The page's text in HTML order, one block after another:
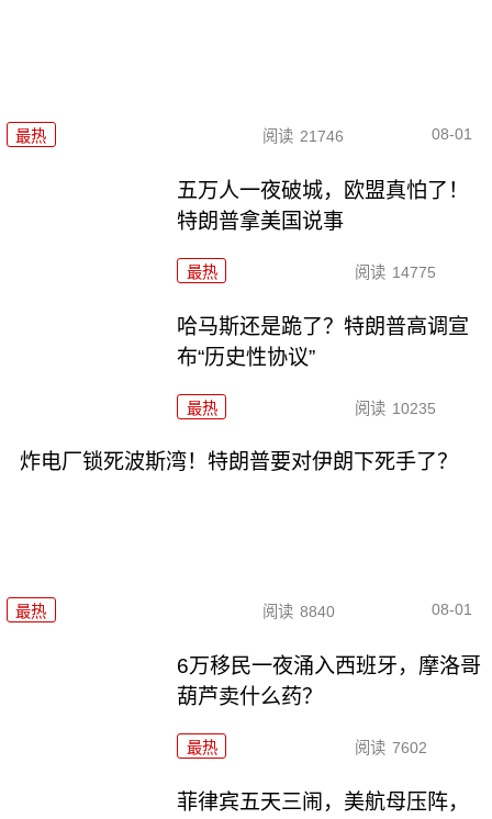
最热 阅读 21746 08-01
五万人一夜破城，欧盟真怕了！
特朗普拿美国说事
最热 阅读 14775
哈马斯还是跪了？特朗普高调宣
布“历史性协议”
最热 阅读 10235
炸电厂锁死波斯湾！特朗普要对伊朗下死手了？
最热 阅读 8840 08-01
6万移民一夜涌入西班牙，摩洛哥
葫芦卖什么药？
最热 阅读 7602
菲律宾五天三闹，美航母压阵，